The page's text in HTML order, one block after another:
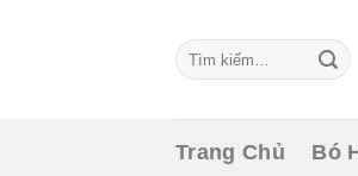
Tìm
kiếm:
Trang Chủ Bó